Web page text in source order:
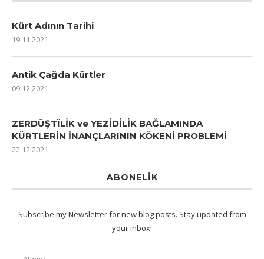
Kürt Adının Tarihi
19.11.2021
Antik Çağda Kürtler
09.12.2021
ZERDÜŞTÎLİK ve YEZİDİLİK BAĞLAMINDA
KÜRTLERİN İNANÇLARININ KÖKENİ PROBLEMİ
22.12.2021
ABONELIK
Subscribe my Newsletter for new blog posts. Stay updated from
your inbox!